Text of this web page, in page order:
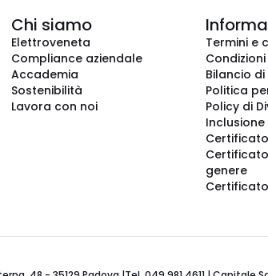
Chi siamo
Elettroveneta
Compliance aziendale
Accademia
Sostenibilità
Lavora con noi
Termini e
Bilancio
Politica
Policy di
Inclusione
genere
Certificato